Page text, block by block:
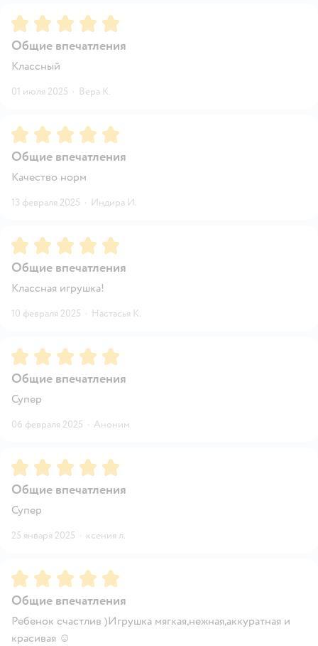
Рейтинг:5
Общие впечатления
Классный
01 июля 2025 · Вера К.
Рейтинг:5
Общие впечатления
Качество норм
13 февраля 2025 · Индира И.
Рейтинг:5
Общие впечатления
Классная игрушка!
10 февраля 2025 · Настасья К.
Рейтинг:5
Общие впечатления
Супер
06 февраля 2025 · Аноним
Рейтинг:5
Общие впечатления
Супер
25 января 2025 · ксения л.
Рейтинг:5
Общие впечатления
Ребенок счастлив )Игрушка мягкая,нежная,аккуратная и
красивая ☺️